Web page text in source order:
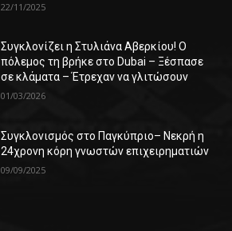
22/11/2025
Συγκλονίζει η Στυλιάνα Αβερκίου! Ο
πόλεμος τη βρήκε στο Dubai – Ξέσπασε
σε κλάματα – Έτρεχαν να γλιτώσουν
01/03/2026
Συγκλονισμός στο Παγκύπριο– Νεκρή η
24χρονη κόρη γνωστών επιχειρηματιών
09/09/2025